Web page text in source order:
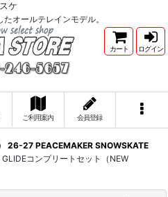
ケ
オールテレインモデル。
カート ログイン
ご利用案内 会員登録
26-27 PEACEMAKER SNOWSKATE
コンプリートセット（NEW